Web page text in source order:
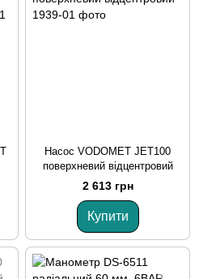
Насос VODOMET JET100
поверхневий відцентровий
2 613 грн
Купити